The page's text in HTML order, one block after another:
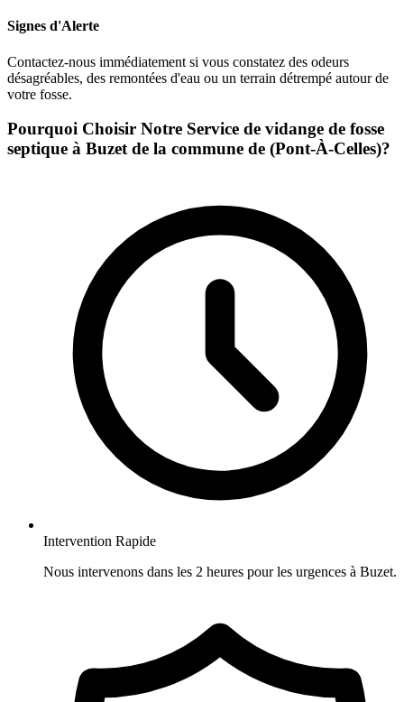
Signes d'Alerte
Contactez-nous immédiatement si vous constatez des odeurs
désagréables, des remontées d'eau ou un terrain détrempé autour de
votre fosse.
Pourquoi Choisir Notre Service de vidange de fosse
septique à Buzet de la commune de (Pont-À-Celles)?
Intervention Rapide
Nous intervenons dans les 2 heures pour les urgences à Buzet.